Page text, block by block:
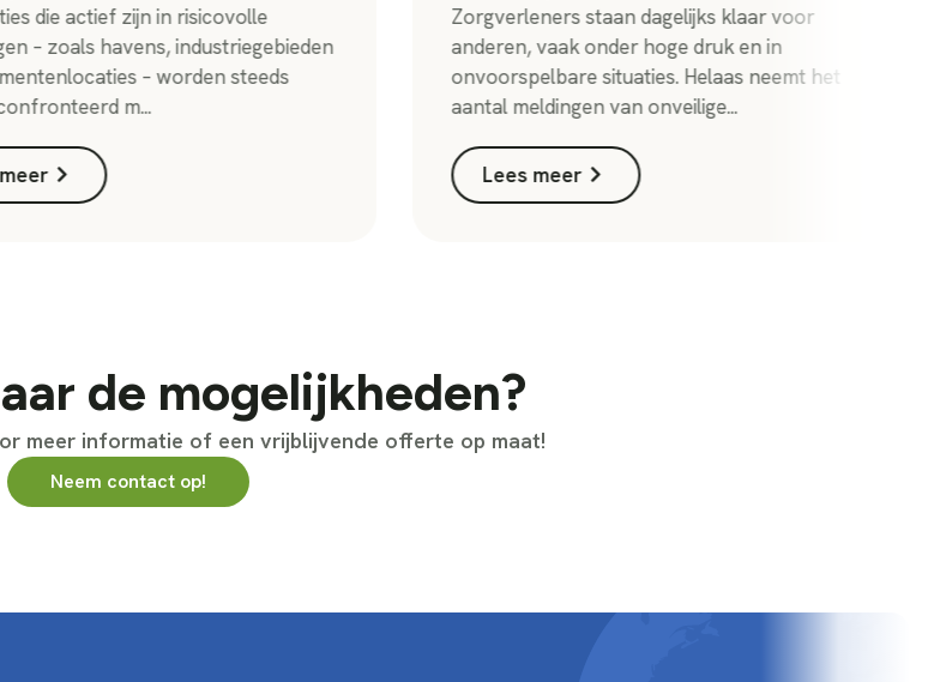
die actief zijn in risicovolle
– zoals havens, industriegebieden
– worden steeds
m...
Zorgverleners staan dagelijks klaar voor
anderen, vaak onder hoge druk en in
onvoorspelbare situaties. Helaas neemt het
aantal meldingen van onveilige...
Lees meer
de mogelijkheden?
meer informatie of een vrijblijvende offerte op maat!
Neem contact op!